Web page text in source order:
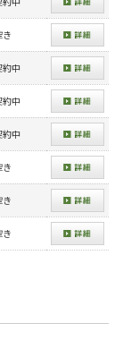
き
約中
約中
約中
き
き
き